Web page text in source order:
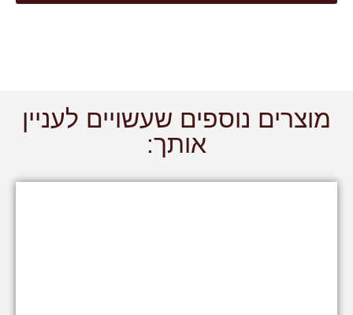
מוצרים נוספים שעשויים לעניין
אותך: